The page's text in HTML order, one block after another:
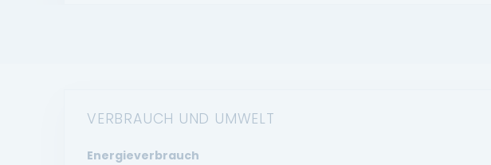
VERBRAUCH UND UMWELT
Energieverbrauch